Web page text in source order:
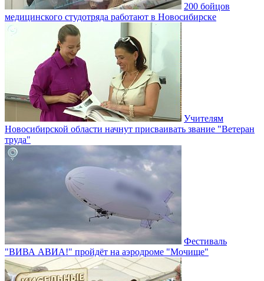
200 бойцов
медицинского студотряда работают в Новосибирске
Учителям
Новосибирской области начнут присваивать звание "Ветеран
труда"
Фестиваль
"ВИВА АВИА!" пройдёт на аэродроме "Мочище"